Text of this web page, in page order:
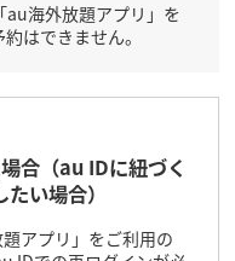
au海外放題アプリ」を
はできません。
合（au IDに紐づく
い場合）
アプリ」をご利用の